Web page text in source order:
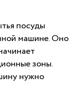
посуды
машине. Оно
зоны.
нужно